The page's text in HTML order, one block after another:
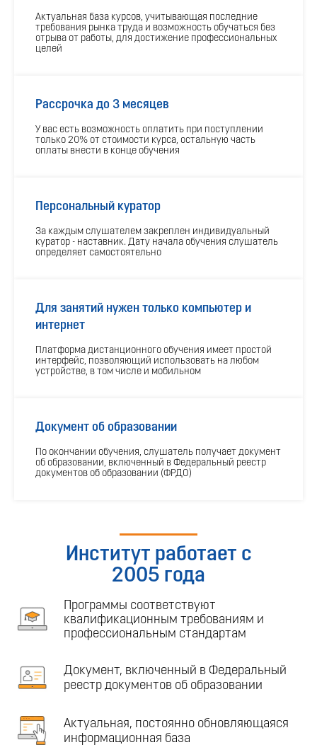
Актуальная база курсов, учитывающая последние
требования рынка труда и возможность обучаться без
отрыва от работы, для достижение профессиональных
целей
Рассрочка до 3 месяцев
У вас есть возможность оплатить при поступлении
только 20% от стоимости курса, остальную часть
оплаты внести в конце обучения
Персональный куратор
За каждым слушателем закреплен индивидуальный
куратор - наставник. Дату начала обучения слушатель
определяет самостоятельно
Для занятий нужен только компьютер и
интернет
Платформа дистанционного обучения имеет простой
интерфейс, позволяющий использовать на любом
устройстве, в том числе и мобильном
Документ об образовании
По окончании обучения, слушатель получает документ
об образовании, включенный в Федеральный реестр
документов об образовании (ФРДО)
Институт работает с
2005 года
Программы соответствуют
квалификационным требованиям и
профессиональным стандартам
Документ, включенный в Федеральный
реестр документов об образовании
Актуальная, постоянно обновляющаяся
информационная база